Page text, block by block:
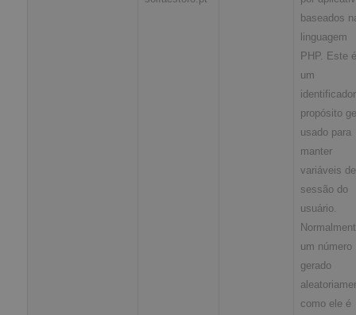
baseados
linguagem
PHP. Este é
um
propósito
usado para
manter
variáveis de
sessão do
usuário.
um número
gerado
como ele é